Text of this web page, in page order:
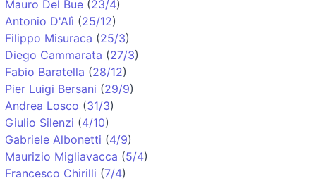
Mauro Del Bue (23/4)
Antonio D'Alì (25/12)
Filippo Misuraca (25/3)
Diego Cammarata (27/3)
Fabio Baratella (28/12)
Pier Luigi Bersani (29/9)
Andrea Losco (31/3)
Giulio Silenzi (4/10)
Gabriele Albonetti (4/9)
Maurizio Migliavacca (5/4)
Francesco Chirilli (7/4)